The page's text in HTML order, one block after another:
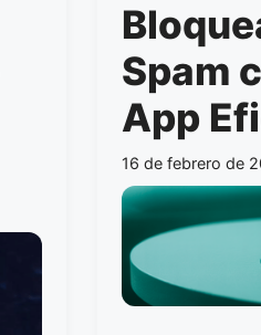
Spam
App
16 de febrero de